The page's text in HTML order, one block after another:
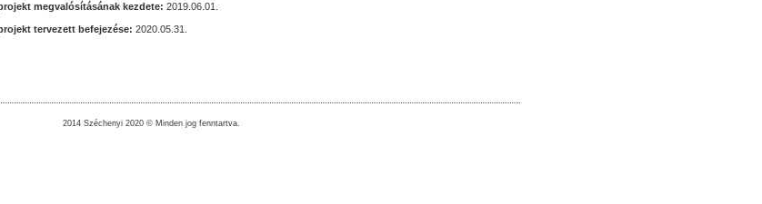
megvalósításának kezdete: 2019.06.01.
tervezett befejezése: 2020.05.31.
2014 Széchenyi 2020 © Minden jog fenntartva.